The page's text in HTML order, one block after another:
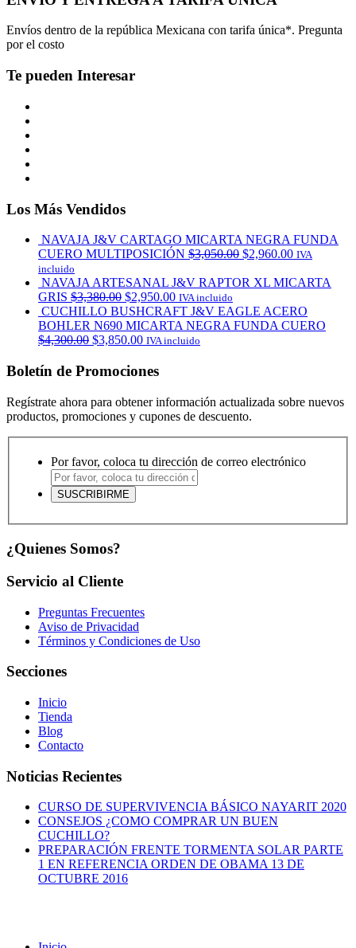
Envíos dentro de la república Mexicana con tarifa única*. Pregunta
por el costo
Te pueden Interesar
Los Más Vendidos
NAVAJA J&V CARTAGO MICARTA NEGRA FUNDA
CUERO MULTIPOSICIÓN $3,050.00 $2,960.00 IVA
incluido
NAVAJA ARTESANAL J&V RAPTOR XL MICARTA
GRIS $3,380.00 $2,950.00 IVA incluido
CUCHILLO BUSHCRAFT J&V EAGLE ACERO
BOHLER N690 MICARTA NEGRA FUNDA CUERO
$4,300.00 $3,850.00 IVA incluido
Boletín de Promociones
Regístrate ahora para obtener información actualizada sobre nuevos
productos, promociones y cupones de descuento.
Por favor, coloca tu dirección de correo electrónico
¿Quienes Somos?
Servicio al Cliente
Preguntas Frecuentes
Aviso de Privacidad
Términos y Condiciones de Uso
Secciones
Inicio
Tienda
Blog
Contacto
Noticias Recientes
CURSO DE SUPERVIVENCIA BÁSICO NAYARIT 2020
CONSEJOS ¿COMO COMPRAR UN BUEN
CUCHILLO?
PREPARACIÓN FRENTE TORMENTA SOLAR PARTE
1 EN REFERENCIA ORDEN DE OBAMA 13 DE
OCTUBRE 2016